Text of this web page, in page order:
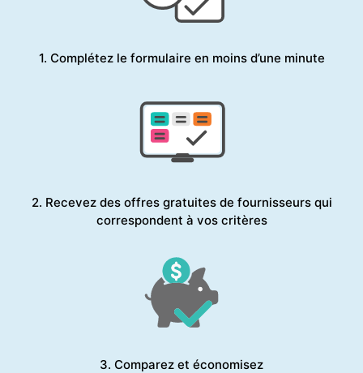
1. Complétez le formulaire en moins d’une minute
2. Recevez des offres gratuites de fournisseurs qui
correspondent à vos critères
3. Comparez et économisez